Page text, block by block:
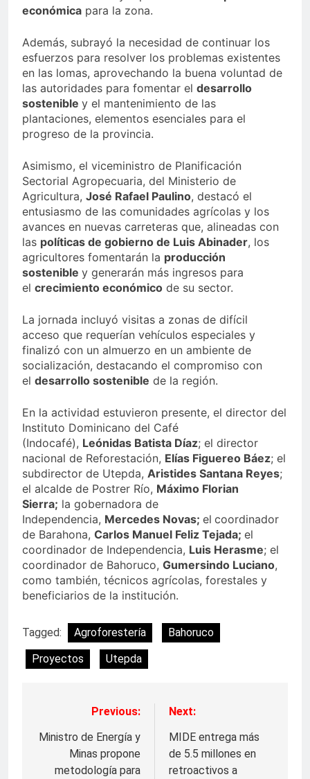
económica para la zona.
Además, subrayó la necesidad de continuar los
esfuerzos para resolver los problemas existentes
en las lomas, aprovechando la buena voluntad de
las autoridades para fomentar el desarrollo
sostenible y el mantenimiento de las
plantaciones, elementos esenciales para el
progreso de la provincia.
Asimismo, el viceministro de Planificación
Sectorial Agropecuaria, del Ministerio de
Agricultura, José Rafael Paulino, destacó el
entusiasmo de las comunidades agrícolas y los
avances en nuevas carreteras que, alineadas con
las políticas de gobierno de Luis Abinader, los
agricultores fomentarán la producción
sostenible y generarán más ingresos para
el crecimiento económico de su sector.
La jornada incluyó visitas a zonas de difícil
acceso que requerían vehículos especiales y
finalizó con un almuerzo en un ambiente de
socialización, destacando el compromiso con
el desarrollo sostenible de la región.
En la actividad estuvieron presente, el director del
Instituto Dominicano del Café
(Indocafé), Leónidas Batista Díaz; el director
nacional de Reforestación, Elías Figuereo Báez; el
subdirector de Utepda, Aristides Santana Reyes;
el alcalde de Postrer Río, Máximo Florian
Sierra; la gobernadora de
Independencia, Mercedes Novas; el coordinador
de Barahona, Carlos Manuel Feliz Tejada; el
coordinador de Independencia, Luis Herasme; el
coordinador de Bahoruco, Gumersindo Luciano,
como también, técnicos agrícolas, forestales y
beneficiarios de la institución.
Tagged: Agroforestería
Bahoruco
Proyectos
Utepda
Navegación
de
entradas
Previous:
Ministro de Energía y
Minas propone
metodología para
Next:
MIDE entrega más
de 5.5 millones en
retroactivos a